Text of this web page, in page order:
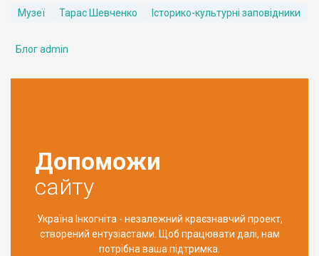
Музеї Тарас Шевченко Історико-культурні заповідники
Блог admin
Допоможи
сайту
Україна Інкогніта - незалежний краєзнавчий проект,
створений ентузіастами. Щоб працювати далі, нам
потрібна ваша підтримка.